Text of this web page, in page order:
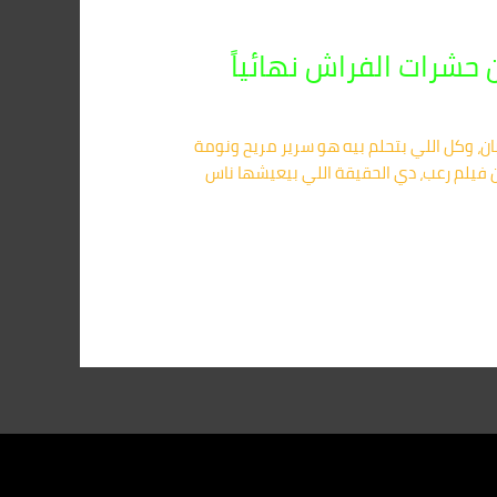
01091560420 تخيل إنك راجع من شغلك تعبان، وكل اللي بتحلم بيه هو سرير مريح ونومة
رعب، دي الحقيقة اللي بيعيشها ناس